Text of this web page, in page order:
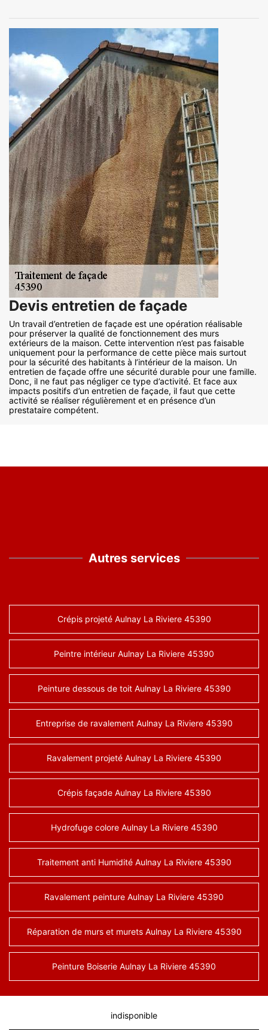
Devis entretien de façade
Un travail d’entretien de façade est une opération réalisable
pour préserver la qualité de fonctionnement des murs
extérieurs de la maison. Cette intervention n’est pas faisable
uniquement pour la performance de cette pièce mais surtout
pour la sécurité des habitants à l’intérieur de la maison. Un
entretien de façade offre une sécurité durable pour une famille.
Donc, il ne faut pas négliger ce type d’activité. Et face aux
impacts positifs d’un entretien de façade, il faut que cette
activité se réaliser régulièrement et en présence d’un
prestataire compétent.
Autres services
Crépis projeté Aulnay La Riviere 45390
Peintre intérieur Aulnay La Riviere 45390
Peinture dessous de toit Aulnay La Riviere 45390
Entreprise de ravalement Aulnay La Riviere 45390
Ravalement projeté Aulnay La Riviere 45390
Crépis façade Aulnay La Riviere 45390
Hydrofuge colore Aulnay La Riviere 45390
Traitement anti Humidité Aulnay La Riviere 45390
Ravalement peinture Aulnay La Riviere 45390
Réparation de murs et murets Aulnay La Riviere 45390
Peinture Boiserie Aulnay La Riviere 45390
indisponible